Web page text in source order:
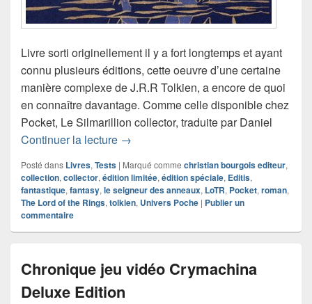
Livre sorti originellement il y a fort longtemps et ayant
connu plusieurs éditions, cette oeuvre d’une certaine
manière complexe de J.R.R Tolkien, a encore de quoi
en connaître davantage. Comme celle disponible chez
Pocket, Le Silmarillion collector, traduite par Daniel
Continuer la lecture Chronique roman Le Silmarillion
→
Posté dans Livres, Tests | Marqué comme christian bourgois editeur,
collection, collector, édition limitée, édition spéciale, Editis,
fantastique, fantasy, le seigneur des anneaux, LoTR, Pocket, roman,
The Lord of the Rings, tolkien, Univers Poche | Publier un
commentaire
Chronique jeu vidéo Crymachina
Deluxe Edition